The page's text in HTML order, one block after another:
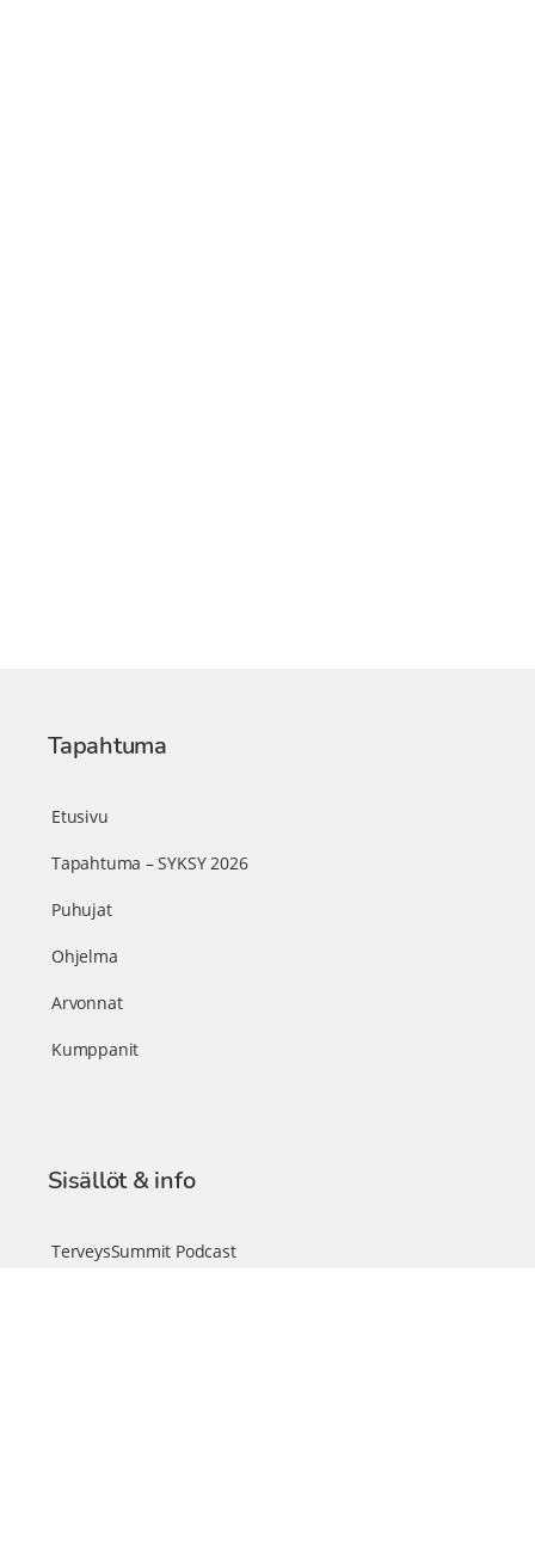
Tapahtuma
Etusivu
Tapahtuma – SYKSY 2026
Puhujat
Ohjelma
Arvonnat
Kumppanit
Sisällöt & info
TerveysSummit Podcast